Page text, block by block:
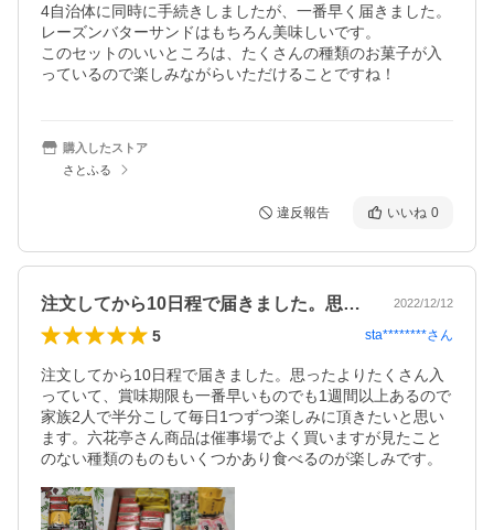
4自治体に同時に手続きしましたが、一番早く届きました。
レーズンバターサンドはもちろん美味しいです。
このセットのいいところは、たくさんの種類のお菓子が入
っているので楽しみながらいただけることですね！
購入したストア
さとふる
違反報告 いいね 0
注文してから10日程で届きました。思っ… 2022/12/12
5 sta********さん
注文してから10日程で届きました。思ったよりたくさん入
っていて、賞味期限も一番早いものでも1週間以上あるので
家族2人で半分こして毎日1つずつ楽しみに頂きたいと思い
ます。六花亭さん商品は催事場でよく買いますが見たこと
のない種類のものもいくつかあり食べるのが楽しみです。